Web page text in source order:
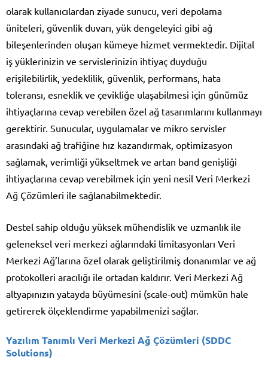
olarak kullanıcılardan ziyade sunucu, veri depolama
üniteleri, güvenlik duvarı, yük dengeleyici gibi ağ
bileşenlerinden oluşan kümeye hizmet vermektedir. Dijital
iş yüklerinizin ve servislerinizin ihtiyaç duyduğu
erişilebilirlik, yedeklilik, güvenlik, performans, hata
toleransı, esneklik ve çevikliğe ulaşabilmesi için günümüz
ihtiyaçlarına cevap verebilen özel ağ tasarımlarını kullanmayı
gerektirir. Sunucular, uygulamalar ve mikro servisler
arasındaki ağ trafiğine hız kazandırmak, optimizasyon
sağlamak, verimliği yükseltmek ve artan band genişliği
ihtiyaçlarına cevap verebilmek için yeni nesil Veri Merkezi
Ağ Çözümleri ile sağlanabilmektedir.
Destel sahip olduğu yüksek mühendislik ve uzmanlık ile
geleneksel veri merkezi ağlarındaki limitasyonları Veri
Merkezi Ağ’larına özel olarak geliştirilmiş donanımlar ve ağ
protokolleri aracılığı ile ortadan kaldırır. Veri Merkezi Ağ
altyapınızın yatayda büyümesini (scale-out) mümkün hale
getirerek ölçeklendirme yapabilmenizi sağlar.
Yazılım Tanımlı Veri Merkezi Ağ Çözümleri (SDDC
Solutions)